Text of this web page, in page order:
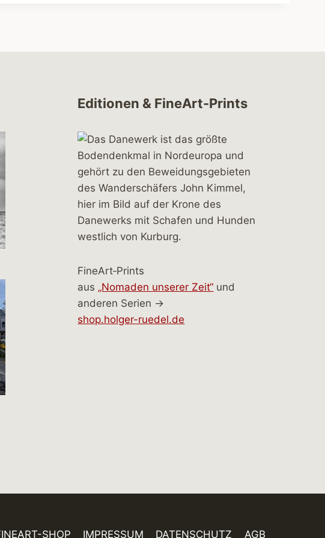
Editionen & FineArt-Prints
FineArt‑Prints
aus „Nomaden unserer Zeit“ und
anderen Serien →
shop.holger-ruedel.de
SHOP IMPRESSUM DATENSCHUTZ AGB